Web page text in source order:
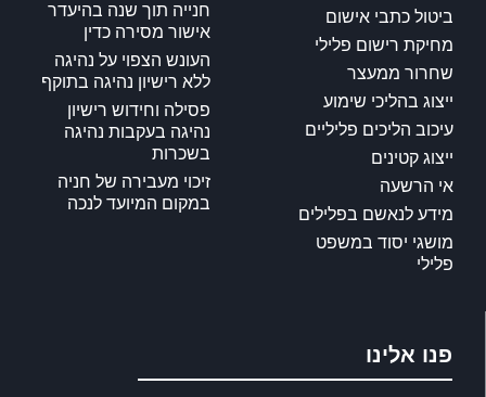
ביטול כתבי אישום
מחיקת רישום פלילי
שחרור ממעצר
ייצוג בהליכי שימוע
עיכוב הליכים פליליים
ייצוג קטינים
אי הרשעה
מידע לנאשם בפלילים
מושגי יסוד במשפט
פלילי
חנייה תוך שנה בהיעדר
אישור מסירה כדין
העונש הצפוי על נהיגה
ללא רישיון נהיגה בתוקף
פסילה וחידוש רישיון
נהיגה בעקבות נהיגה
בשכרות
זיכוי מעבירה של חניה
במקום המיועד לנכה
פנו אלינו